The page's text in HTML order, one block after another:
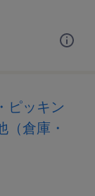
ピッキン
（倉庫・